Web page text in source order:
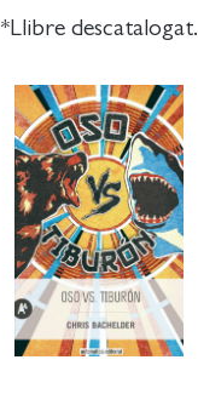
*Llibre descatalogat.